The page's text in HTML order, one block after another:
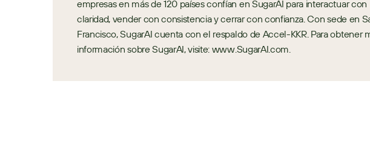
empresas en más de 120 países confían en SugarAI para interactuar con
claridad, vender con consistencia y cerrar con confianza. Con sede en
Francisco, SugarAI cuenta con el respaldo de Accel-KKR. Para obtener
información sobre SugarAI, visite: www.SugarAI.com.